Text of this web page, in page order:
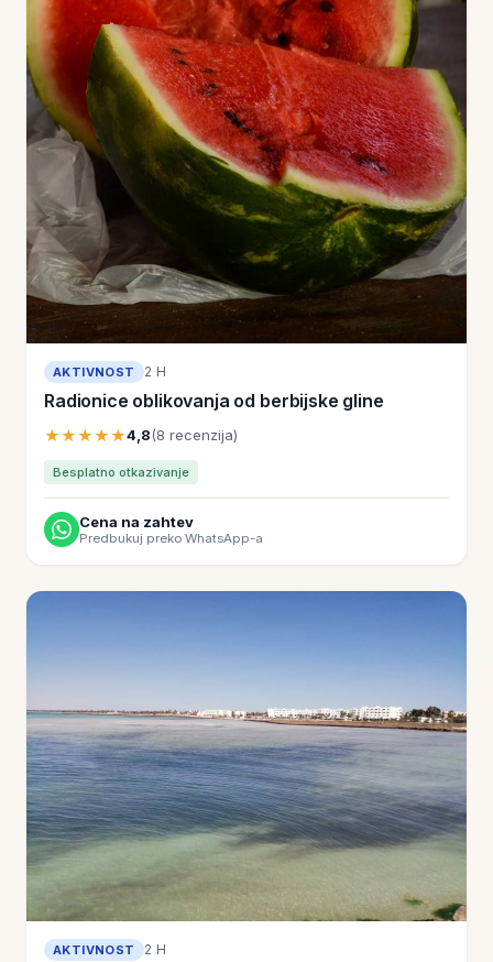
AKTIVNOST 2 H
Radionice oblikovanja od berbijske gline
★★★★★4,8(8 recenzija)
Besplatno otkazivanje
Cena na zahtev
Predbukuj preko WhatsApp-a
AKTIVNOST 2 H